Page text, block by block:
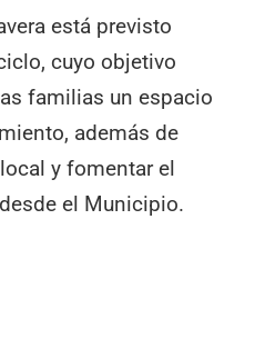
está previsto
cuyo objetivo
familias un espacio
además de
y fomentar el
el Municipio.